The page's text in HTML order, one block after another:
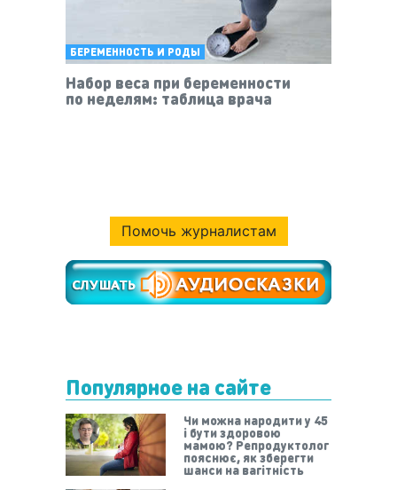
БЕРЕМЕННОСТЬ И РОДЫ
Набор веса при беременности
по неделям: таблица врача
Помочь журналистам
Популярное на сайте
Чи можна народити у 45
і бути здоровою
мамою? Репродуктолог
пояснює, як зберегти
шанси на вагітність